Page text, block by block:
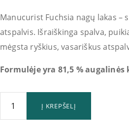
Manucurist Fuchsia nagų lakas –
atspalvis. Išraiškinga spalva,
mėgsta ryškius, vasariškus
Formulėje yra 81,5 %
Į KREPŠELĮ